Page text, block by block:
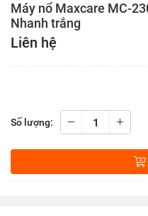
Máy nổ Maxcare MC-
Nhanh trắng
Liên hệ
Số lượng: